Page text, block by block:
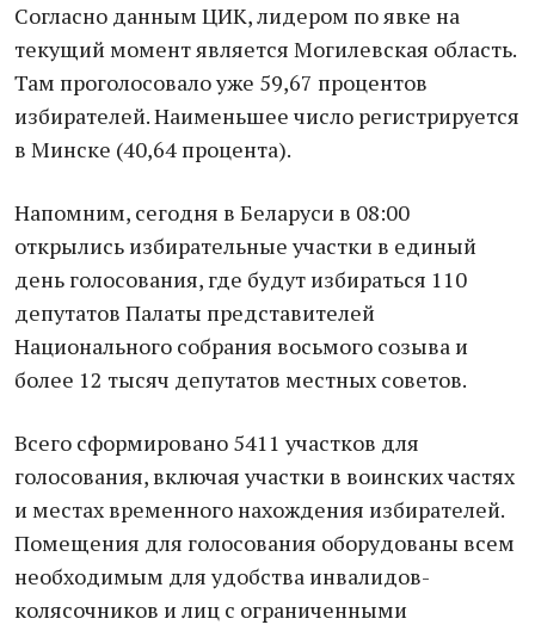
Согласно данным ЦИК, лидером по явке на
текущий момент является Могилевская область.
Там проголосовало уже 59,67 процентов
избирателей. Наименьшее число регистрируется
в Минске (40,64 процента).
Напомним, сегодня в Беларуси в 08:00
открылись избирательные участки в единый
день голосования, где будут избираться 110
депутатов Палаты представителей
Национального собрания восьмого созыва и
более 12 тысяч депутатов местных советов.
Всего сформировано 5411 участков для
голосования, включая участки в воинских частях
и местах временного нахождения избирателей.
Помещения для голосования оборудованы всем
необходимым для удобства инвалидов-
колясочников и лиц с ограниченными